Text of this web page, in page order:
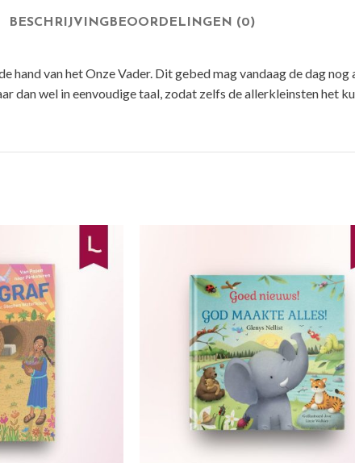
BESCHRIJVINGBEOORDELINGEN (0)
hand van het Onze Vader. Dit gebed mag vandaag de dag
dan wel in eenvoudige taal, zodat zelfs de allerkleinsten het